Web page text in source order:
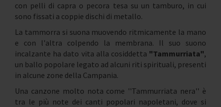
con pelli di capra o pecora tesa su un tamburo, in cui
sono fissati a coppie dischi di metallo.
La tammorra si suona muovendo ritmicamente la mano
e con l'altra colpendo la membrana. Il suo suono
incalzante ha dato vita alla cosiddetta "Tammurriata",
un ballo popolare legato ad alcuni riti spirituali, presenti
in alcune zone della Campania.
Una canzone molto nota come ''Tammurriata nera'' è
tra le più note dei canti popolari napoletani, dove si